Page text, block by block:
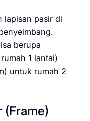
lapisan pasir di
berupa
1 lantai)
untuk rumah 2
(Frame)